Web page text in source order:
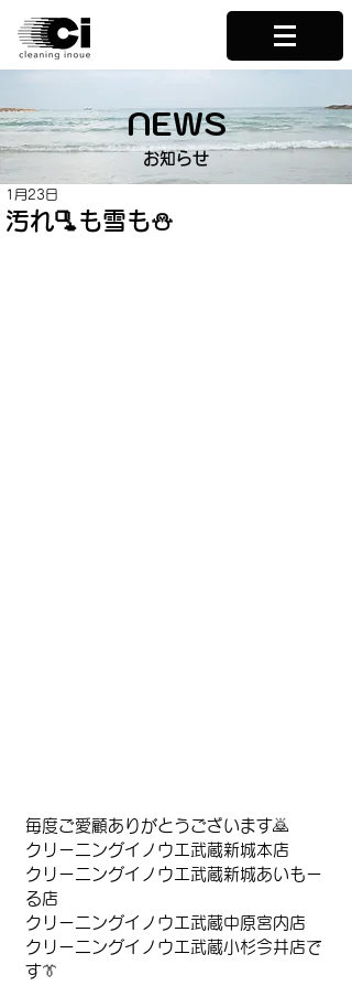
NEWS
お知らせ
汚れ🫗も雪も⛄️
1月23日
毎度ご愛顧ありがとうございます🙇
クリーニングイノウエ武蔵新城本店
クリーニングイノウエ武蔵新城あいもー
る店
クリーニングイノウエ武蔵中原宮内店
クリーニングイノウエ武蔵小杉今井店で
す👔